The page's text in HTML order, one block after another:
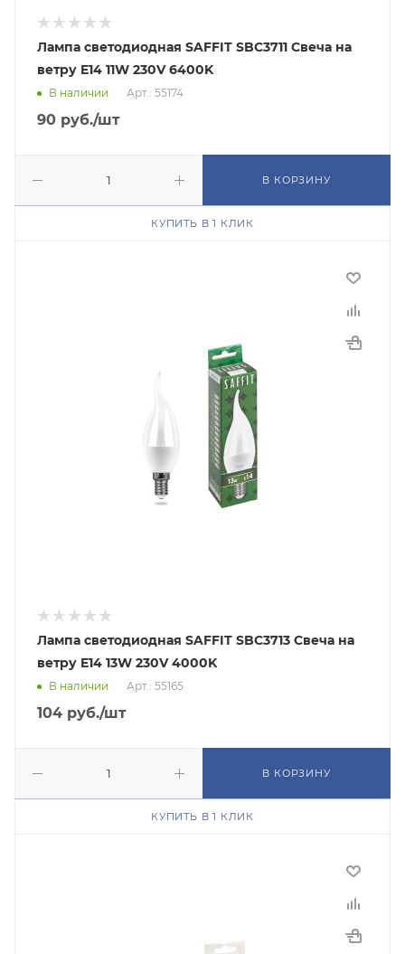
Лампа светодиодная SAFFIT SBC3711 Свеча на
ветру E14 11W 230V 6400K
В наличии Арт.: 55174
90 руб./шт
В КОРЗИНУ
КУПИТЬ В 1 КЛИК
Лампа светодиодная SAFFIT SBC3713 Свеча на
ветру E14 13W 230V 4000K
В наличии Арт.: 55165
104 руб./шт
В КОРЗИНУ
КУПИТЬ В 1 КЛИК